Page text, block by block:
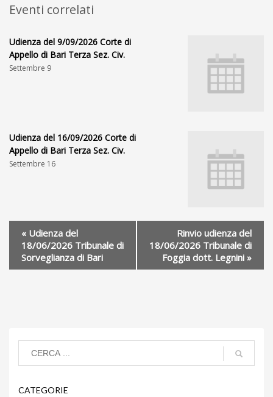
Eventi correlati
Udienza del 9/09/2026 Corte di
Appello di Bari Terza Sez. Civ.
Settembre 9
Udienza del 16/09/2026 Corte di
Appello di Bari Terza Sez. Civ.
Settembre 16
« Udienza del
18/06/2026 Tribunale di
Sorveglianza di Bari
Rinvio udienza del
18/06/2026 Tribunale di
Foggia dott. Legnini »
CATEGORIE